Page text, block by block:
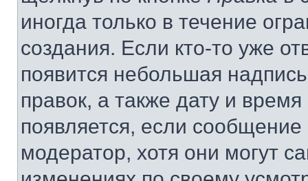
иногда только в течение
создания. Если кто-то уже
появится небольшая
правок, а также дату и
появляется, если
модератор, хотя они могут